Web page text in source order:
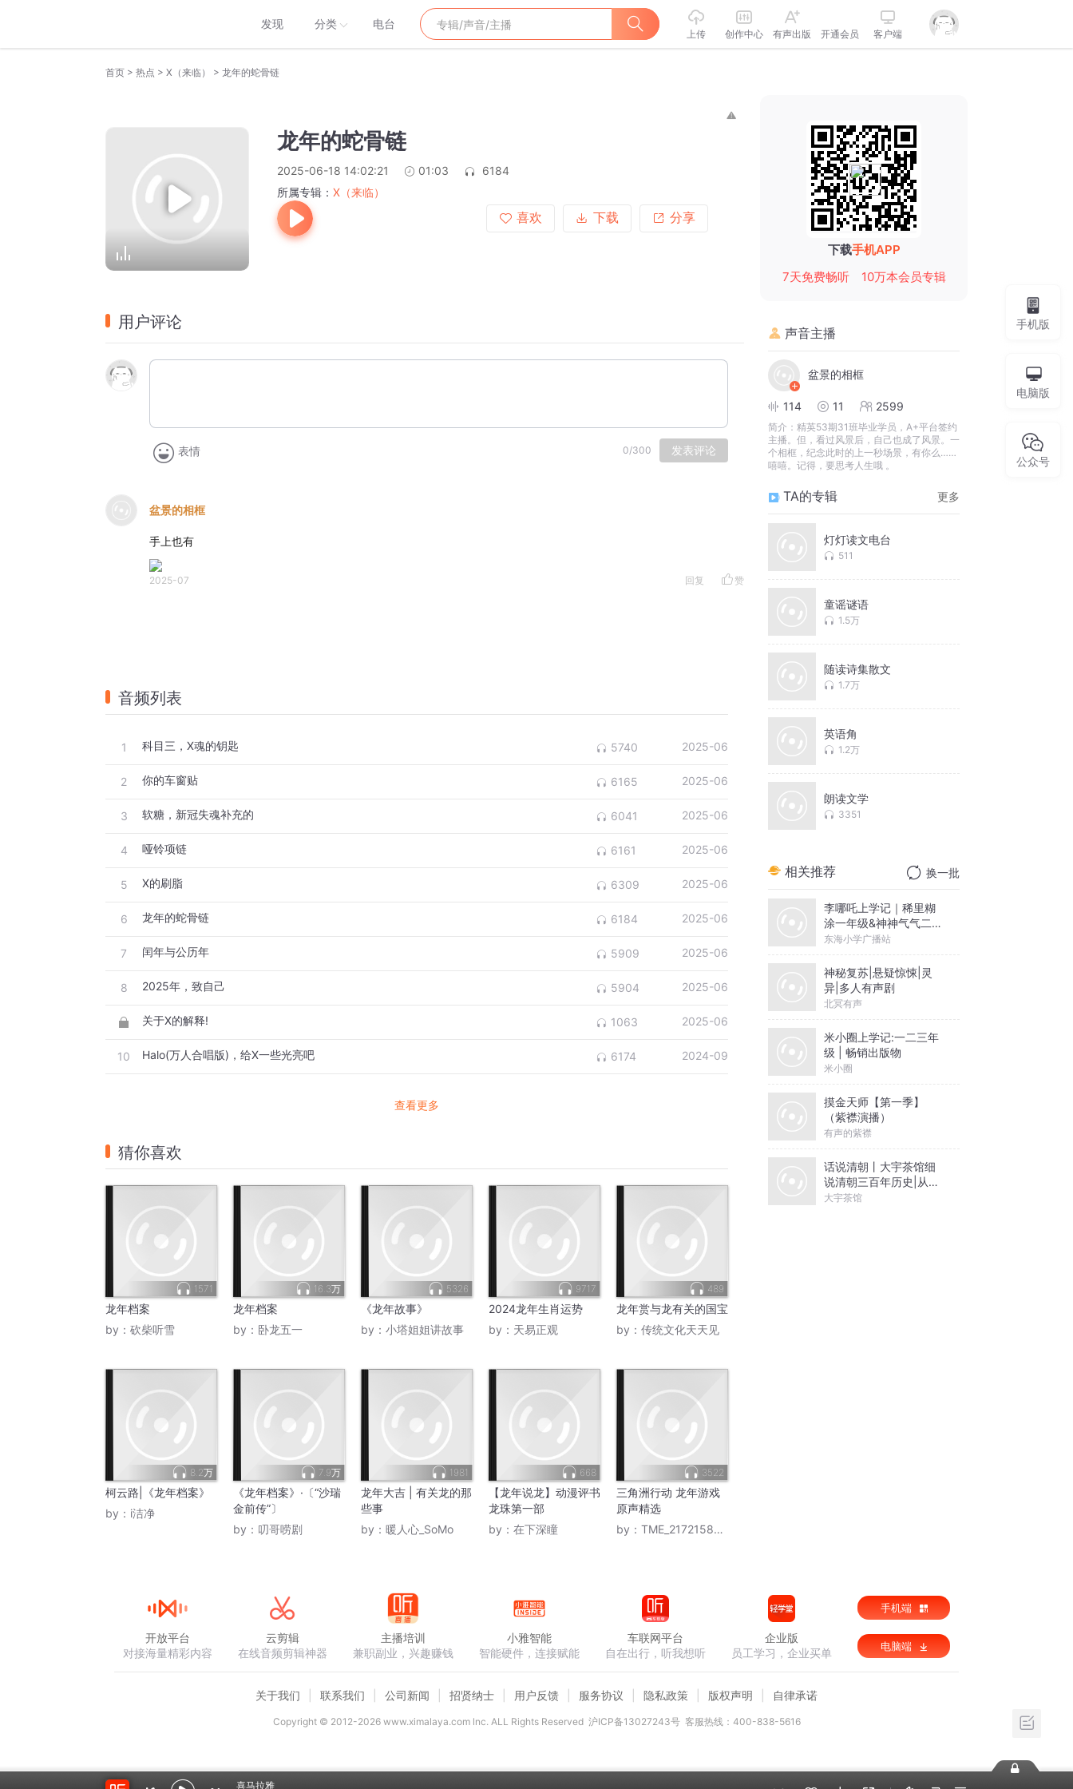
发现 分类 电台
上传 创作中心 有声出版 开通会员 客户端
首页 > 热点 > X（来临） > 龙年的蛇骨链
龙年的蛇骨链
2025-06-18 14:02:21 01:03
6184
所属专辑： X（来临）
喜欢
下载 分享
用户评论
表情 0/300 发表评论
盆景的相框
手上也有
2025-07 回复 赞
音频列表
1 科目三，X魂的钥匙 5740 2025-06
2 你的车窗贴 6165 2025-06
3 软糖，新冠失魂补充的 6041 2025-06
4 哑铃项链 6161 2025-06
5 X的刷脂 6309 2025-06
6 龙年的蛇骨链 6184 2025-06
7 闰年与公历年 5909 2025-06
8 2025年，致自己 5904 2025-06
关于X的解释! 1063 2025-06
10 Halo(万人合唱版)，给X一些光亮吧 6174 2024-09
查看更多
猜你喜欢
1571
龙年档案
by： 砍柴听雪
16.3万
龙年档案
by： 卧龙五一
5326
《龙年故事》
by： 小塔姐姐讲故事
9717
2024龙年生肖运势
by： 天易正观
489
龙年赏与龙有关的国宝
by： 传统文化天天见
8.2万
柯云路|《龙年档案》
by： i洁净
7.9万
《龙年档案》·〔“沙瑞
金前传”〕
by： 叨哥唠剧
1981
龙年大吉 | 有关龙的那
些事
by： 暖人心_SoMo
668
【龙年说龙】动漫评书
龙珠第一部
by： 在下深瞳
3522
三角洲行动 龙年游戏
原声精选
by： TME_21721584_三角洲行动
下载手机APP
7天免费畅听
10万本会员专辑
声音主播
盆景的相框
114 11 2599
简介： 精英53期31班毕业学员，A+平台签约
主播。但，看过风景后，自己也成了风景。一
个相框，纪念此时的上一秒场景，有你么……
嘻嘻。记得，要思考人生哦 。
TA的专辑 更多
灯灯读文电台
511
童谣谜语
1.5万
随读诗集散文
1.7万
英语角
1.2万
朗读文学
3351
相关推荐 换一批
李哪吒上学记｜稀里糊
涂一年级&神神气气二年
级
东海小学广播站
神秘复苏|悬疑惊悚|灵
异|多人有声剧
北冥有声
米小圈上学记:一二三年
级 | 畅销出版物
米小圈
摸金天师【第一季】
（紫襟演播）
有声的紫襟
话说清朝丨大宇茶馆细
说清朝三百年历史|从努
尔哈赤到末代皇帝溥仪|
大宇茶馆
手机版
电脑版
公众号
喜马拉雅
开放平台
对接海量精彩内容
云剪辑
在线音频剪辑神器
主播培训
兼职副业，兴趣赚钱
小雅智能
智能硬件，连接赋能
车联网平台
自在出行，听我想听
企业版
员工学习，企业买单
手机端
电脑端
关于我们 联系我们 公司新闻 招贤纳士 用户反馈 服务协议 隐私政策 版权声明 自律承诺
Copyright © 2012-2026www.ximalaya.com lnc. ALL Rights Reserved 沪ICP备13027243号 客服热线：400-838-5616